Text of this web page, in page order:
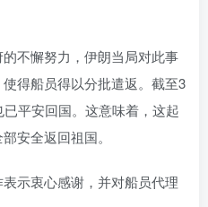
不懈努力，伊朗当局对此事
得船员得以分批遣返。截至3
平安回国。这意味着，这起
安全返回祖国。
示衷心感谢，并对船员代理